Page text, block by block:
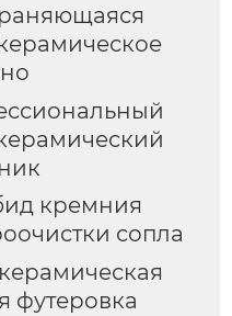
кремния
сопла
футеровка